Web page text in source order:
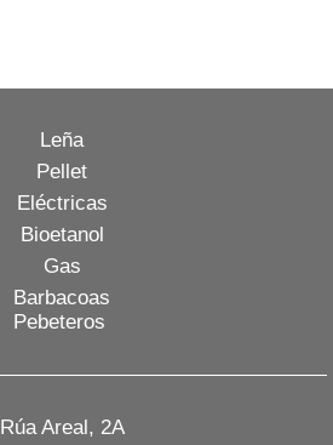
Rúa Areal, 2A
Leña
Pellet
Eléctricas
Bioetanol
Gas
Barbacoas
Pebeteros